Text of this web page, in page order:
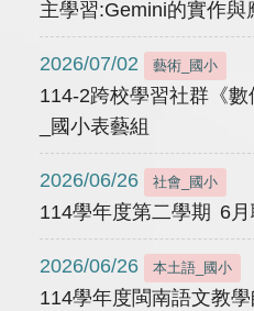
主學習:Gemini的實作與
2026/07/02 藝術_國小
114-2跨校學習社群《數
_國小表藝組
2026/06/26 社會_國小
114學年度第二學期 6
2026/06/26 本土語_國小
114學年度閩南語文教